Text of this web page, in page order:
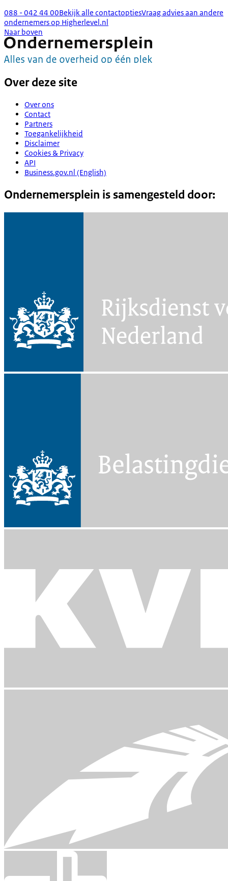
088 - 042 44 00Bekijk alle contactoptiesVraag advies aan andere
ondernemers op Higherlevel.nl
Naar boven
Over deze site
Over ons
Contact
Partners
Toegankelijkheid
Disclaimer
Cookies & Privacy
API
Business.gov.nl (English)
Ondernemersplein is samengesteld door: